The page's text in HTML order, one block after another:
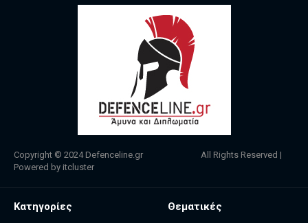
Copyright © 2024 Defenceline.gr All Rights Reserved |
Powered by itcluster
Κατηγορίες Θεματικές